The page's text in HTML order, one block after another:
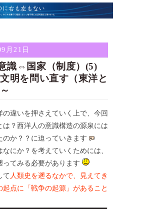
月21日
識⇔国家（制度）(5)
明を問い直す（東洋と
の違いを押さえていく上で、今回
は？西洋人の意識構造の源泉には
のか？？に迫っていきます
なにか？を考えていくためには、
ってみる必要があります
て 人類史を遡るなかで、見えてき
起点に「戦争の起源」があること